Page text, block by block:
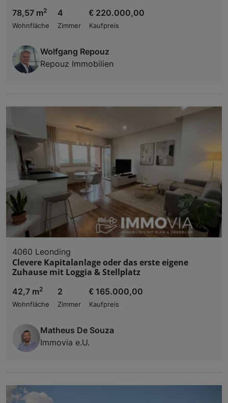
78,57 m2
Wohnfläche
4
Zimmer
€ 220.000,00
Kaufpreis
Wolfgang Repouz
Repouz Immobilien
4060 Leonding
Clevere Kapitalanlage oder das erste eigene
Zuhause mit Loggia & Stellplatz
42,7 m2
Wohnfläche
2
Zimmer
€ 165.000,00
Kaufpreis
Matheus De Souza
Immovia e.U.